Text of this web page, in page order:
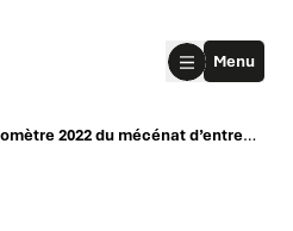
Menu
Le Baromètre 2022 du mécénat d’entreprise en France